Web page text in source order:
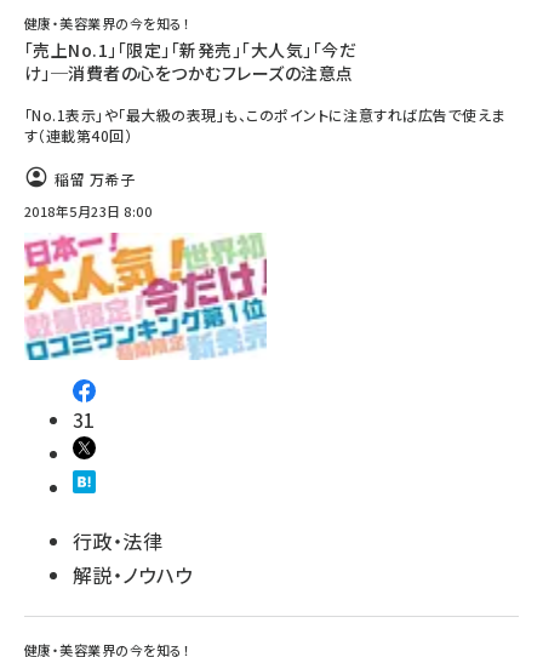
健康・美容業界の今を知る！
「売上No.1」「限定」「新発売」「大人気」「今だ
け」─消費者の心をつかむフレーズの注意点
「No.1表示」や「最大級の表現」も、このポイントに注意すれば広告で使えま
す（連載第40回）
稲留 万希子
2018年5月23日 8:00
31
行政・法律
解説・ノウハウ
健康・美容業界の今を知る！